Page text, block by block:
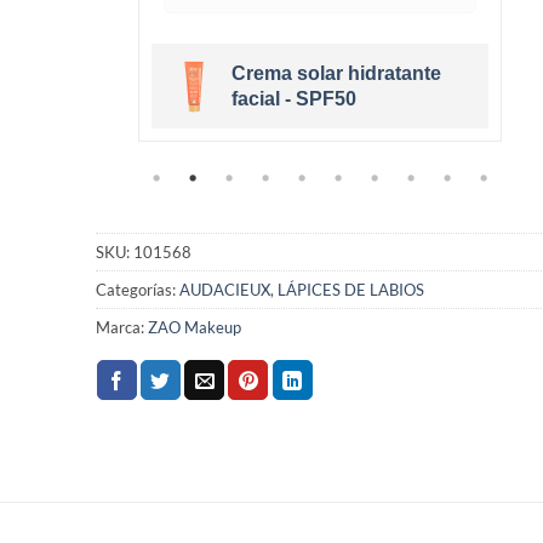
Crema solar hidratante
facial - SPF50
SKU: 101568
Categorías:AUDACIEUX, LÁPICES DE LABIOS
Marca:ZAO Makeup